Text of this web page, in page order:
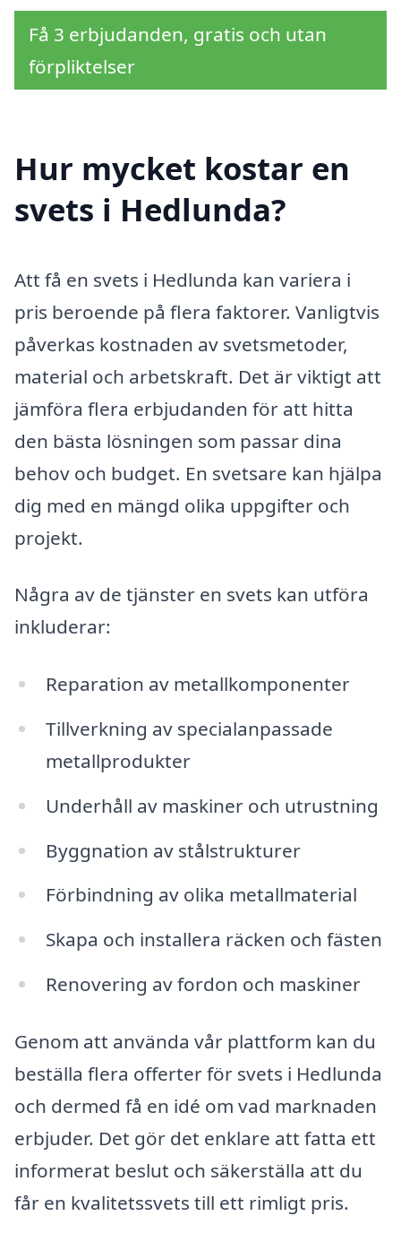
Få 3 erbjudanden, gratis och utan
förpliktelser
Hur mycket kostar en
svets i Hedlunda?
Att få en svets i Hedlunda kan variera i
pris beroende på flera faktorer. Vanligtvis
påverkas kostnaden av svetsmetoder,
material och arbetskraft. Det är viktigt att
jämföra flera erbjudanden för att hitta
den bästa lösningen som passar dina
behov och budget. En svetsare kan hjälpa
dig med en mängd olika uppgifter och
projekt.
Några av de tjänster en svets kan utföra
inkluderar:
Reparation av metallkomponenter
Tillverkning av specialanpassade
metallprodukter
Underhåll av maskiner och utrustning
Byggnation av stålstrukturer
Förbindning av olika metallmaterial
Skapa och installera räcken och fästen
Renovering av fordon och maskiner
Genom att använda vår plattform kan du
beställa flera offerter för svets i Hedlunda
och dermed få en idé om vad marknaden
erbjuder. Det gör det enklare att fatta ett
informerat beslut och säkerställa att du
får en kvalitetssvets till ett rimligt pris.